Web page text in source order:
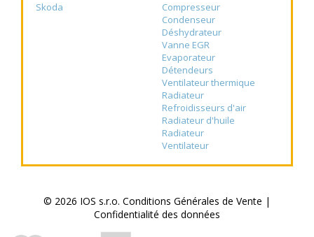
Skoda
Compresseur
Condenseur
Déshydrateur
Vanne EGR
Evaporateur
Détendeurs
Ventilateur thermique
Radiateur
Refroidisseurs d'air
Radiateur d'huile
Radiateur
Ventilateur
© 2026 IOS s.r.o. Conditions Générales de Vente |
Confidentialité des données